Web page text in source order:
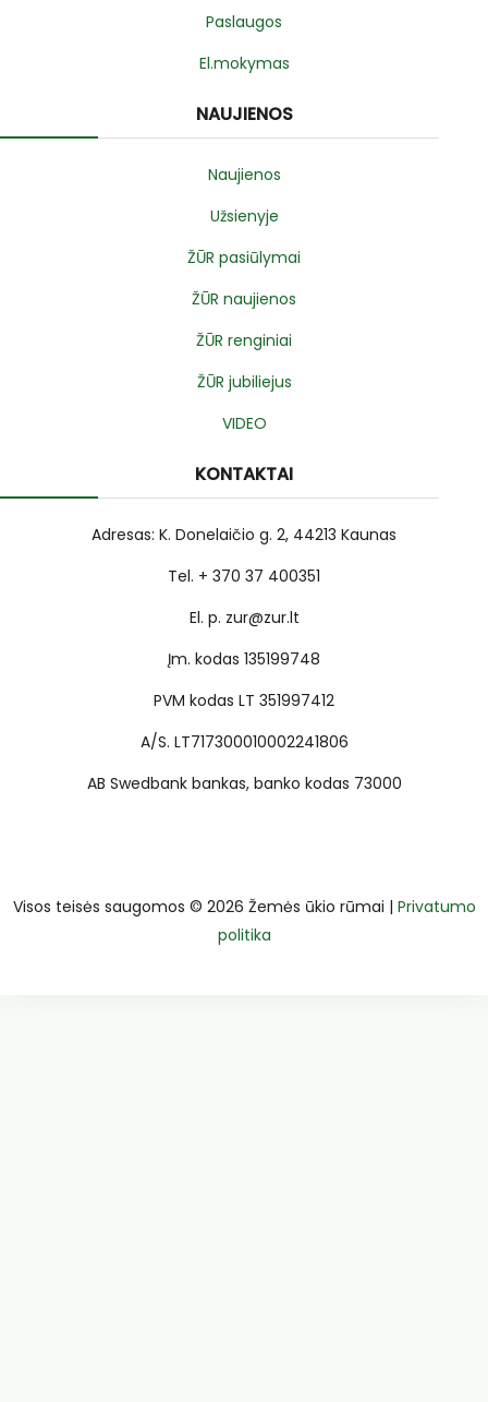
Paslaugos
El.mokymas
NAUJIENOS
Naujienos
Užsienyje
ŽŪR pasiūlymai
ŽŪR naujienos
ŽŪR renginiai
ŽŪR jubiliejus
VIDEO
KONTAKTAI
Adresas: K. Donelaičio g. 2, 44213 Kaunas
Tel. + 370 37 400351
El. p. zur@zur.lt
Įm. kodas 135199748
PVM kodas LT 351997412
A/S. LT717300010002241806
AB Swedbank bankas, banko kodas 73000
Visos teisės saugomos © 2026 Žemės ūkio rūmai | Privatumo
politika